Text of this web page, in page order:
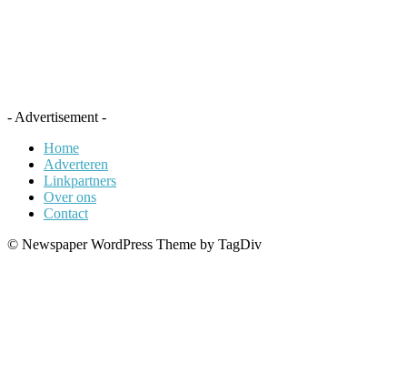
- Advertisement -
Home
Adverteren
Linkpartners
Over ons
Contact
© Newspaper WordPress Theme by TagDiv